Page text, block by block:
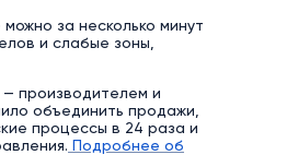
за несколько минут
и слабые зоны,
производителем и
объединить продажи,
процессы в 24 раза и
Подробнее об